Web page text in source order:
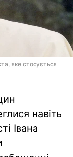
яке стосується
навіть
Івана